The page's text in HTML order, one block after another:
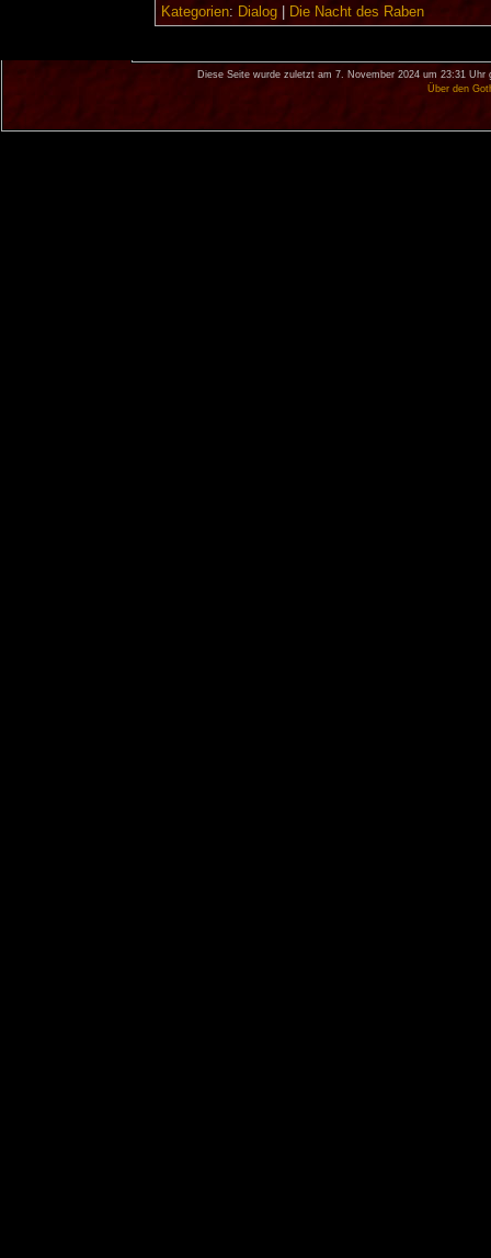
Kategorien: Dialog| Die Nacht des Raben
Diese Seite wurde zuletzt am 7. November 2024 um 23:31 Uhr
Über den